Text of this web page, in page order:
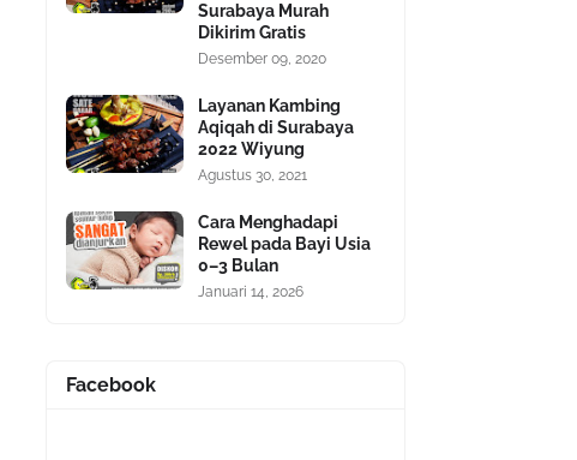
Surabaya Murah
Dikirim Gratis
Desember 09, 2020
Layanan Kambing
Aqiqah di Surabaya
2022 Wiyung
Agustus 30, 2021
Cara Menghadapi
Rewel pada Bayi Usia
0–3 Bulan
Januari 14, 2026
Facebook